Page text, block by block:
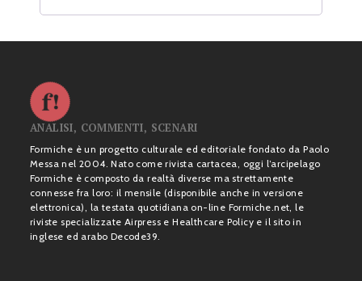
ANALISI, COMMENTI, SCENARI
Formiche è un progetto culturale ed editoriale fondato da Paolo
Messa nel 2004. Nato come rivista cartacea, oggi l’arcipelago
Formiche è composto da realtà diverse ma strettamente
connesse fra loro: il mensile (disponibile anche in versione
elettronica), la testata quotidiana on-line Formiche.net, le
riviste specializzate Airpress e Healthcare Policy e il sito in
inglese ed arabo Decode39.